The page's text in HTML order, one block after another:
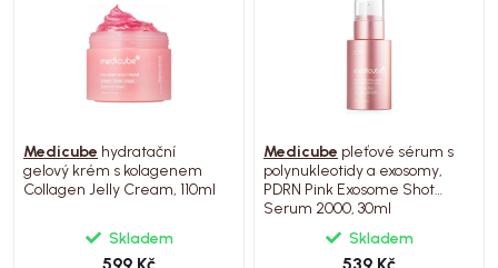
Medicube hydratační
gelový krém s kolagenem
Collagen Jelly Cream, 110ml
Skladem
Medicube pleťové sérum s
polynukleotidy a exosomy,
PDRN Pink Exosome Shot
Serum 2000, 30ml
Skladem